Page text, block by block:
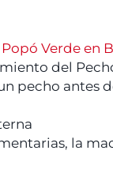
Verde en
del
pecho antes
la